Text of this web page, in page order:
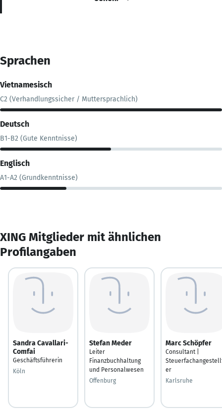
Sprachen
Vietnamesisch
C2 (Verhandlungssicher / Muttersprachlich)
Deutsch
B1-B2 (Gute Kenntnisse)
Englisch
A1-A2 (Grundkenntnisse)
XING Mitglieder mit ähnlichen
Profilangaben
Sandra Cavallari-
Comfai
Geschäftsführerin
Köln
Stefan Meder
Leiter
Finanzbuchhaltung
und Personalwesen
Offenburg
Marc Schöpfer
Consultant |
er
Karlsruhe